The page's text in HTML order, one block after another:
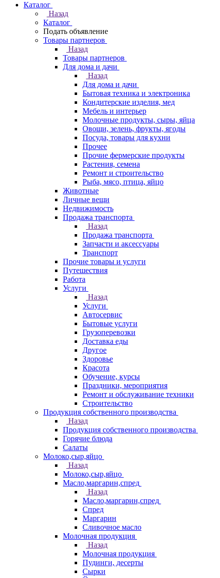
Каталог
Назад
Каталог
Подать объявление
Товары партнеров
Назад
Товары партнеров
Для дома и дачи
Назад
Для дома и дачи
Бытовая техника и электроника
Кондитерские изделия, мед
Мебель и интерьер
Молочные продукты, сыры, яйца
Овощи, зелень, фрукты, ягоды
Посуда, товары для кухни
Прочее
Прочие фермерские продукты
Растения, семена
Ремонт и строительство
Рыба, мясо, птица, яйцо
Животные
Личные вещи
Недвижимость
Продажа транспорта
Назад
Продажа транспорта
Запчасти и аксессуары
Транспорт
Прочие товары и услуги
Путешествия
Работа
Услуги
Назад
Услуги
Автосервис
Бытовые услуги
Грузоперевозки
Доставка еды
Другое
Здоровье
Красота
Обучение, курсы
Праздники, мероприятия
Ремонт и обслуживание техники
Строительство
Продукция собственного производства
Назад
Продукция собственного производства
Горячие блюда
Салаты
Молоко,сыр,яйцо
Назад
Молоко,сыр,яйцо
Масло,маргарин,спред
Назад
Масло,маргарин,спред
Спред
Маргарин
Сливочное масло
Молочная продукция
Назад
Молочная продукция
Пудинги, десерты
Сырки